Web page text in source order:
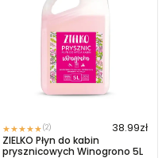
★★★★★(2) 38.99zł
ZIELKO Płyn do kabin
prysznicowych Winogrono 5L